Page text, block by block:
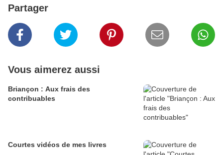
Partager
Vous aimerez aussi
Briançon : Aux frais des
contribuables
Courtes vidéos de mes livres